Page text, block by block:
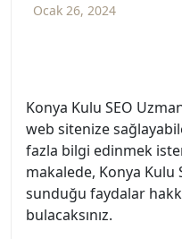
Ocak 26, 2024
Konya Kulu SEO
web sitenize
fazla bilgi edinmek
makalede, Konya Kulu
sunduğu faydalar
bulacaksınız.